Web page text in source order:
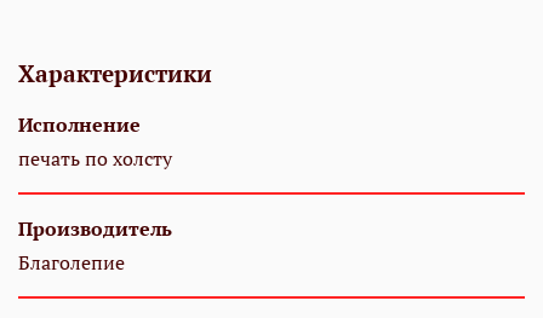
Характеристики
Исполнение
печать по холсту
Производитель
Благолепие